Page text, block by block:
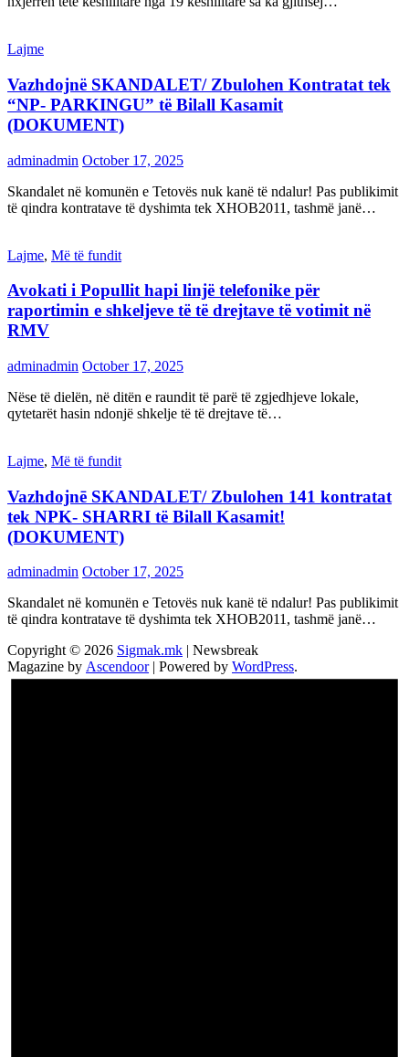
Lajme
Vazhdojnë SKANDALET/ Zbulohen Kontratat tek
“NP- PARKINGU” të Bilall Kasamit
(DOKUMENT)
adminadmin October 17, 2025
Skandalet në komunën e Tetovës nuk kanë të ndalur! Pas publikimit
të qindra kontratave të dyshimta tek XHOB2011, tashmë janë…
Lajme, Më të fundit
Avokati i Popullit hapi linjë telefonike për
raportimin e shkeljeve të të drejtave të votimit në
RMV
adminadmin October 17, 2025
Nëse të dielën, në ditën e raundit të parë të zgjedhjeve lokale,
qytetarët hasin ndonjë shkelje të të drejtave të…
Lajme, Më të fundit
Vazhdojnē SKANDALET/ Zbulohen 141 kontratat
tek NPK- SHARRI të Bilall Kasamit!
(DOKUMENT)
adminadmin October 17, 2025
Skandalet në komunën e Tetovës nuk kanë të ndalur! Pas publikimit
të qindra kontratave të dyshimta tek XHOB2011, tashmë janë…
Copyright © 2026 Sigmak.mk | Newsbreak
Magazine by Ascendoor| Powered by WordPress.